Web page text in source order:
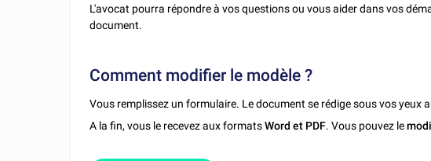
L'avocat pourra répondre à vos questions ou vous aider dans vos
document.
Comment modifier le modèle ?
Vous remplissez un formulaire. Le document se rédige sous vos yeux
A la fin, vous le recevez aux formatsWord et PDF. Vous pouvez le